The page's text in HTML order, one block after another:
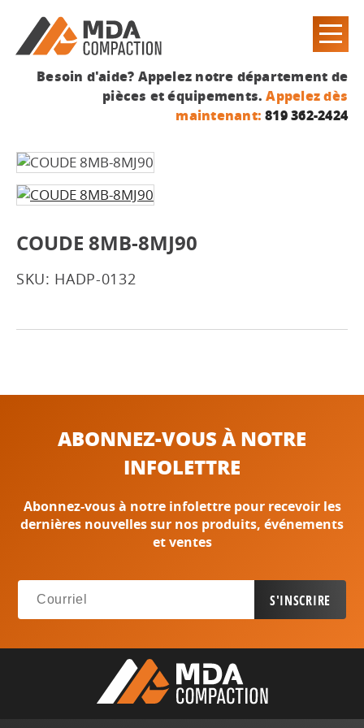
Besoin d'aide? Appelez notre département de
pièces et équipements.Appelez dès
maintenant: 819 362-2424
COUDE 8MB-8MJ90
SKU: HADP-0132
ABONNEZ-VOUS À NOTRE
INFOLETTRE
Abonnez-vous à notre infolettre pour recevoir les
dernières nouvelles sur nos produits, événements
et ventes